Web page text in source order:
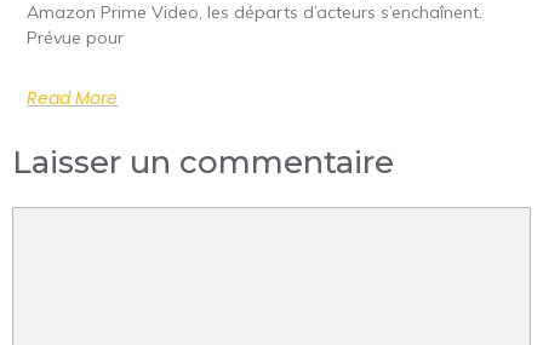
Amazon Prime Video, les départs d’acteurs s’enchaînent.
Prévue pour
Read More
Laisser un commentaire